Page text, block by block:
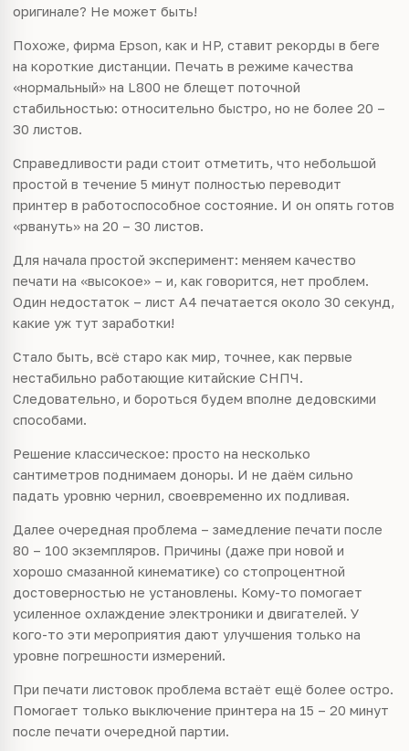
оригинале? Не может быть!
Похоже, фирма Epson, как и HP, ставит рекорды в беге
на короткие дистанции. Печать в режиме качества
«нормальный» на L800 не блещет поточной
стабильностью: относительно быстро, но не более 20 –
30 листов.
Справедливости ради стоит отметить, что небольшой
простой в течение 5 минут полностью переводит
принтер в работоспособное состояние. И он опять готов
«рвануть» на 20 – 30 листов.
Для начала простой эксперимент: меняем качество
печати на «высокое» – и, как говорится, нет проблем.
Один недостаток – лист A4 печатается около 30 секунд,
какие уж тут заработки!
Стало быть, всё старо как мир, точнее, как первые
нестабильно работающие китайские СНПЧ.
Следовательно, и бороться будем вполне дедовскими
способами.
Решение классическое: просто на несколько
сантиметров поднимаем доноры. И не даём сильно
падать уровню чернил, своевременно их подливая.
Далее очередная проблема – замедление печати после
80 – 100 экземпляров. Причины (даже при новой и
хорошо смазанной кинематике) со стопроцентной
достоверностью не установлены. Кому-то помогает
усиленное охлаждение электроники и двигателей. У
кого-то эти мероприятия дают улучшения только на
уровне погрешности измерений.
При печати листовок проблема встаёт ещё более остро.
Помогает только выключение принтера на 15 – 20 минут
после печати очередной партии.